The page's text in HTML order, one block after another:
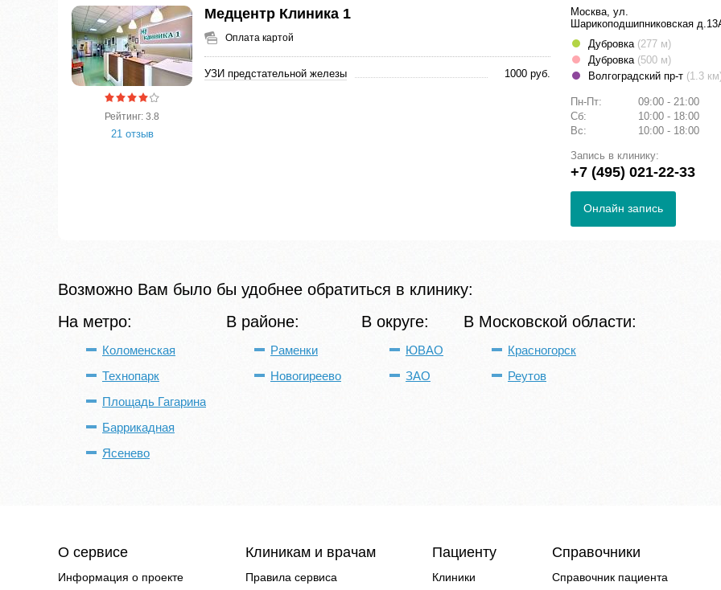
Рейтинг: 3.8
21 отзыв
Медцентр Клиника 1
Оплата картой
УЗИ предстательной железы 1000 руб.
Москва, ул.
Шарикоподшипниковская
Дубровка (277 м)
Дубровка (500 м)
Волгоградский пр-т (1.3
Пн-Пт:
09:00 - 21:00
Сб:
10:00 - 18:00
Вс:
10:00 - 18:00
Запись в клинику:
+7 (495) 021-22-33
Онлайн запись
Возможно Вам было бы удобнее обратиться в клинику:
На метро:
Коломенская
Технопарк
Площадь Гагарина
Баррикадная
Ясенево
В районе:
Раменки
Новогиреево
В округе:
ЮВАО
ЗАО
В Московской области:
Красногорск
Реутов
О сервисе
Информация о проекте
Клиникам и врачам
Правила сервиса
Пациенту
Клиники
Справочники
Справочник пациента